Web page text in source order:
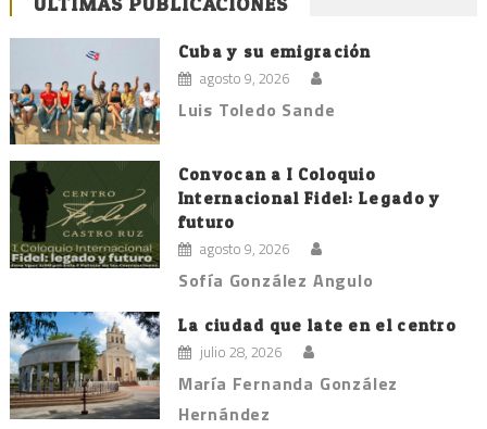
entradas
Cuba y su emigración
agosto 9, 2026
Luis Toledo Sande
Convocan a I Coloquio
Internacional Fidel: Legado y
futuro
agosto 9, 2026
Sofía González Angulo
La ciudad que late en el centro
julio 28, 2026
María Fernanda González
Hernández